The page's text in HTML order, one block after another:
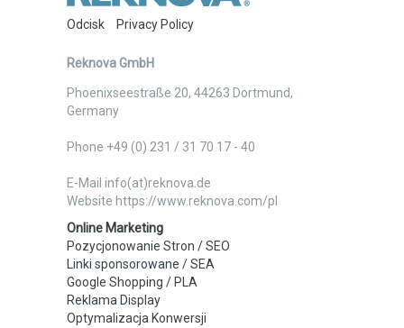
Odcisk Privacy Policy
Reknova GmbH
Phoenixseestraße 20, 44263 Dortmund,
Germany
Phone +49 (0) 231 / 31 70 17 - 40
E-Mail info(at)reknova.de
Website https://www.reknova.com/pl
Online Marketing
Pozycjonowanie Stron / SEO
Linki sponsorowane / SEA
Google Shopping / PLA
Reklama Display
Optymalizacja Konwersji